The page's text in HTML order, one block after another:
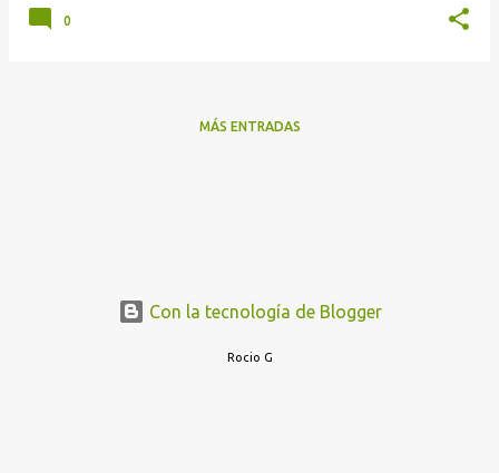
0
MÁS ENTRADAS
Con la tecnología de Blogger
Rocio G